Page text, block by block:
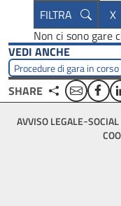
Non ci sono gare
VEDI ANCHE
Procedure di gara in corso
SHARE Email
Footer
bottom
AVVISO LEGALE